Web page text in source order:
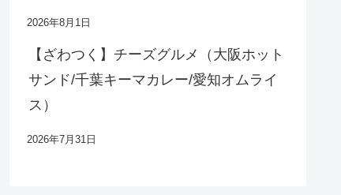
2026年8月1日
【ざわつく】チーズグルメ（大阪ホット
サンド/千葉キーマカレー/愛知オムライ
ス）
2026年7月31日